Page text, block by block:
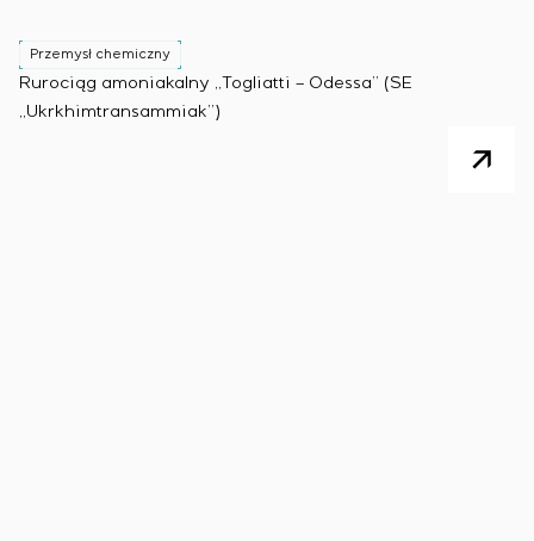
Przemysł chemiczny
Rurociąg amoniakalny „Togliatti – Odessa” (SE
„Ukrkhimtransammiak”)